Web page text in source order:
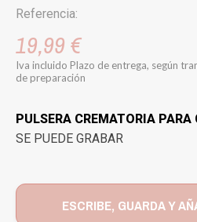
Referencia:
19,99 €
Iva incluido Plazo de entrega, según
de preparación
PULSERA CREMATORIA PARA
SE PUEDE GRABAR
ESCRIBE, GUARDA Y